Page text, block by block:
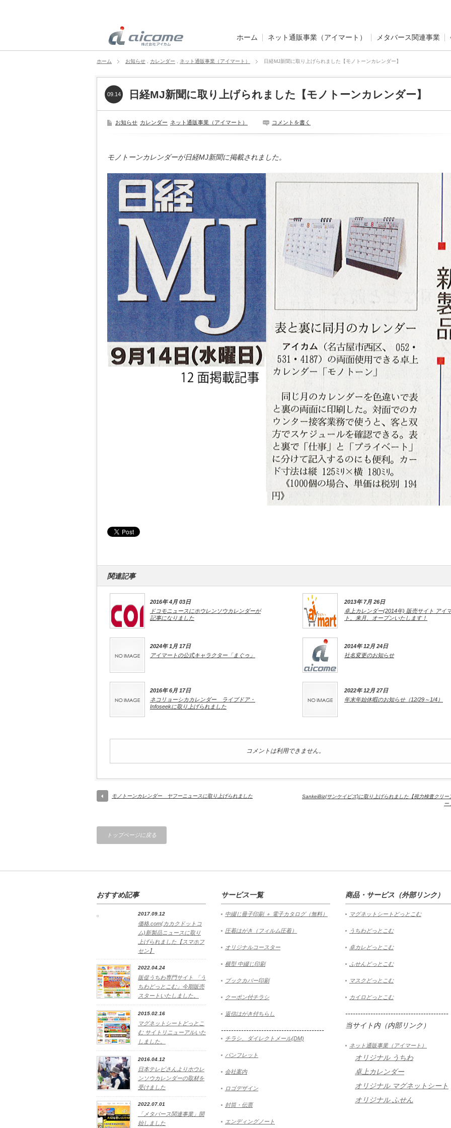
ホーム ネット通販事業（アイマート） メタバース関連事業
ホーム お知らせ カレンダー ネット通販事業（アイマート） 日経MJ新聞に取り上げられました【モノトーンカレンダー】
日経MJ新聞に取り上げられました【モノトーンカレンダー】
09.14
お知らせ カレンダー ネット通販事業（アイマート） コメントを書く
モノトーンカレンダーが日経MJ新聞に掲載されました。
関連記事
2016年 4月 03日
ドコモニュースにホウレンソウカレンダーが
記事になりました
2013年 7月 26日
卓上カレンダー(2014年) 販売サイト アイ
ト。来月、オープンいたします！
2024年 1月 17日
アイマートの公式キャラクター「まぐゥ」
2014年 12月 24日
社名変更のお知らせ
2016年 6月 17日
ネコリョーシカカレンダー ライブドア・
Infoseekに取り上げられました
2022年 12月 27日
年末年始休暇のお知らせ（12/29～1/4）
コメントは利用できません。
モノトーンカレンダー ヤフーニュースに取り上げられました
SankeiBiz(サンケイビズ)に取り上げられました【視力検査クリー
ー
トップページに戻る
おすすめ記事
2017.09.12
価格.com(カカクドットコ
ム)新製品ニュースに取り
上げられました【スマホフ
セン】
2022.04.24
販促うちわ専門サイト 「う
ちわどっとこむ」今期販売
スタートいたしました。
2015.02.16
マグネットシートどっとこ
む サイトリニューアルいた
しました。
2016.04.12
日本テレビさんよりホウレ
ンソウカレンダーの取材を
受けました
2022.07.01
「メタバース関連事業」開
始しました
サービス一覧
中綴じ冊子印刷 ＋ 電子カタログ（無料）
圧着はがき（フィルム圧着）
オリジナルコースター
横型 中綴じ印刷
ブックカバー印刷
クーポン付チラシ
返信はがき付ちらし
-----------------------------------------
チラシ、ダイレクトメール(DM)
パンフレット
会社案内
ロゴデザイン
封筒・伝票
エンディングノート
商品・サービス（外部リンク）
マグネットシートどっとこむ
うちわどっとこむ
卓カレどっとこむ
ふせんどっとこむ
マスクどっとこむ
カイロどっとこむ
-----------------------------------------
当サイト内（内部リンク）
ネット通販事業（アイマート）
オリジナル うちわ
卓上カレンダー
オリジナル マグネットシート
オリジナル ふせん